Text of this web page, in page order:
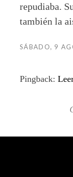
repudiaba.
también la
SÁBADO, 9
Pingback: